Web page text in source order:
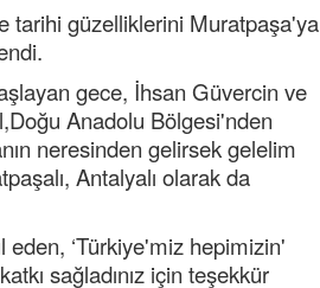
tarihi güzelliklerini Muratpaşa'ya
gece, İhsan Güvercin ve
Anadolu Bölgesi'nden
neresinden gelirsek gelelim
Antalyalı olarak da
‘Türkiye'miz hepimizin'
sağladınız için teşekkür